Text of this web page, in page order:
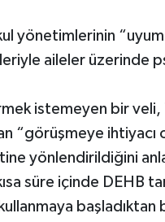
yönetimlerinin
aileler üzerinde
istemeyen bir veli,
“görüşmeye
yönlendirildiğini
süre içinde DEHB
kullanmaya